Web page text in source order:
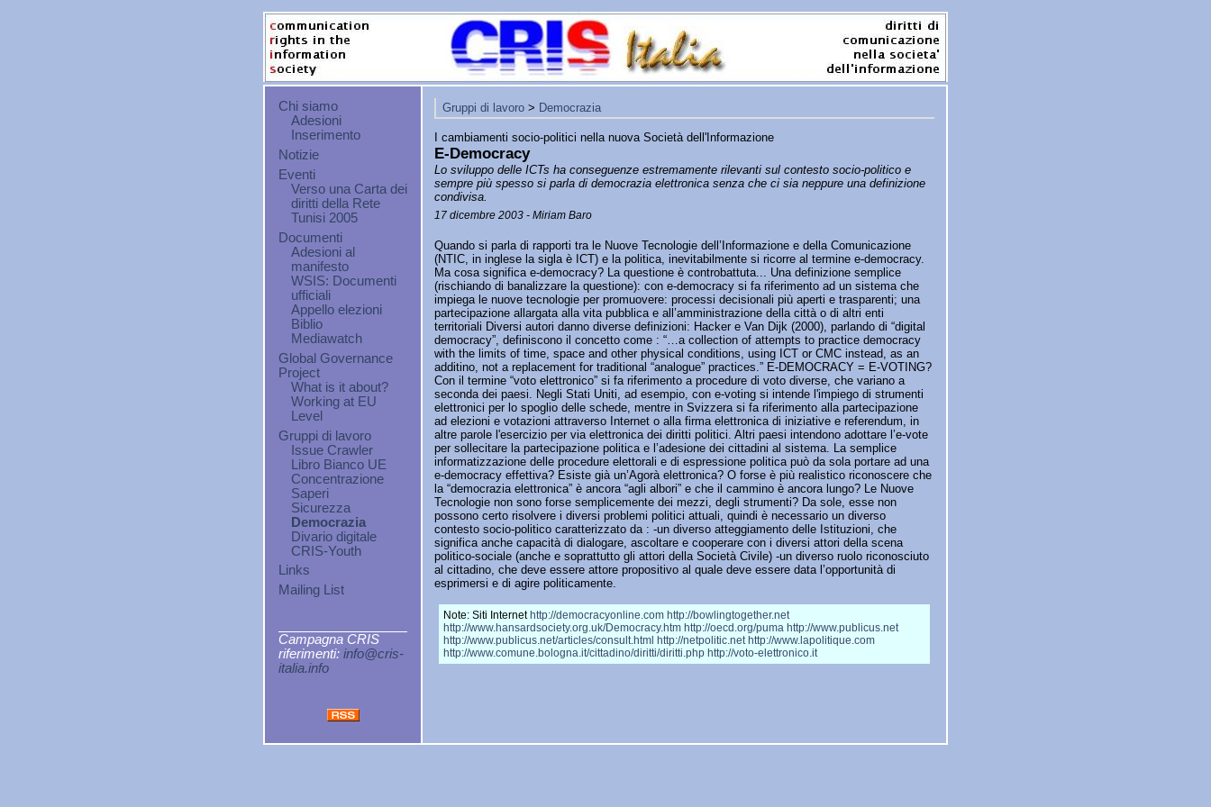
Chi siamo
Adesioni
Inserimento
Notizie
Eventi
Verso una Carta dei
diritti della Rete
Tunisi 2005
Documenti
Adesioni al
manifesto
WSIS: Documenti
ufficiali
Appello elezioni
Biblio
Mediawatch
Global Governance
Project
What is it about?
Working at EU
Level
Gruppi di lavoro
Issue Crawler
Libro Bianco UE
Concentrazione
Saperi
Sicurezza
Democrazia
Divario digitale
CRIS-Youth
Links
Mailing List
Campagna CRIS
riferimenti: info@cris-
italia.info
Gruppi di lavoro> Democrazia
I cambiamenti socio-politici nella nuova Società dell'Informazione
E-Democracy
Lo sviluppo delle ICTs ha conseguenze estremamente rilevanti sul contesto socio-politico e
sempre più spesso si parla di democrazia elettronica senza che ci sia neppure una definizione
condivisa.
17 dicembre 2003 - Miriam Baro
Quando si parla di rapporti tra le Nuove Tecnologie dell’Informazione e della Comunicazione
(NTIC, in inglese la sigla è ICT) e la politica, inevitabilmente si ricorre al termine e-democracy.
Ma cosa significa e-democracy? La questione è controbattuta... Una definizione semplice
(rischiando di banalizzare la questione): con e-democracy si fa riferimento ad un sistema che
impiega le nuove tecnologie per promuovere: processi decisionali più aperti e trasparenti; una
partecipazione allargata alla vita pubblica e all’amministrazione della città o di altri enti
territoriali Diversi autori danno diverse definizioni: Hacker e Van Dijk (2000), parlando di “digital
democracy”, definiscono il concetto come : “…a collection of attempts to practice democracy
with the limits of time, space and other physical conditions, using ICT or CMC instead, as an
additino, not a replacement for traditional “analogue” practices.” E-DEMOCRACY = E-VOTING?
Con il termine “voto elettronico” si fa riferimento a procedure di voto diverse, che variano a
seconda dei paesi. Negli Stati Uniti, ad esempio, con e-voting si intende l'impiego di strumenti
elettronici per lo spoglio delle schede, mentre in Svizzera si fa riferimento alla partecipazione
ad elezioni e votazioni attraverso Internet o alla firma elettronica di iniziative e referendum, in
altre parole l'esercizio per via elettronica dei diritti politici. Altri paesi intendono adottare l’e-vote
per sollecitare la partecipazione politica e l’adesione dei cittadini al sistema. La semplice
informatizzazione delle procedure elettorali e di espressione politica può da sola portare ad una
e-democracy effettiva? Esiste già un’Agorà elettronica? O forse è più realistico riconoscere che
la “democrazia elettronica” è ancora “agli albori” e che il cammino è ancora lungo? Le Nuove
Tecnologie non sono forse semplicemente dei mezzi, degli strumenti? Da sole, esse non
possono certo risolvere i diversi problemi politici attuali, quindi è necessario un diverso
contesto socio-politico caratterizzato da : -un diverso atteggiamento delle Istituzioni, che
significa anche capacità di dialogare, ascoltare e cooperare con i diversi attori della scena
politico-sociale (anche e soprattutto gli attori della Società Civile) -un diverso ruolo riconosciuto
al cittadino, che deve essere attore propositivo al quale deve essere data l’opportunità di
esprimersi e di agire politicamente.
Note: Siti Internethttp://democracyonline.com http://bowlingtogether.net
http://www.hansardsociety.org.uk/Democracy.htm http://oecd.org/puma http://www.publicus.net
http://www.publicus.net/articles/consult.html http://netpolitic.net http://www.lapolitique.com
http://www.comune.bologna.it/cittadino/diritti/diritti.php http://voto-elettronico.it